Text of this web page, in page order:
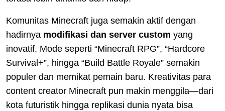
Komunitas Minecraft juga semakin aktif dengan
hadirnya modifikasi dan server custom yang
inovatif. Mode seperti “Minecraft RPG”, “Hardcore
Survival+”, hingga “Build Battle Royale” semakin
populer dan memikat pemain baru. Kreativitas para
content creator Minecraft pun makin menggila—dari
kota futuristik hingga replikasi dunia nyata bisa